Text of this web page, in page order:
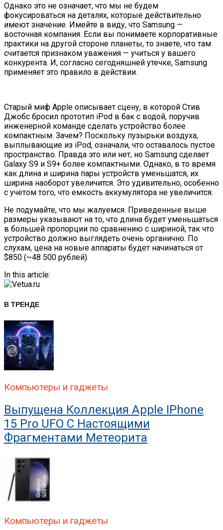
Однако это не означает, что мы не будем
фокусироваться на деталях, которые действительно
имеют значение. Имейте в виду, что Samsung —
восточная компания. Если вы понимаете корпоративные
практики на другой стороне планеты, то знаете, что там
считается признаком уважения — учиться у вашего
конкурента. И, согласно сегодняшней утечке, Samsung
применяет это правило в действии.
Старый миф Apple описывает сцену, в которой Стив
Джобс бросил прототип iPod в бак с водой, поручив
инженерной команде сделать устройство более
компактным. Зачем? Поскольку пузырьки воздуха,
выплывающие из iPod, означали, что оставалось пустое
пространство. Правда это или нет, но Samsung сделает
Galaxy S9 и S9+ более компактными. Однако, в то время
как длина и ширина пары устройств уменьшатся, их
ширина наоборот увеличится. Это удивительно, особенно
с учетом того, что емкость аккумулятора не увеличится.
Не подумайте, что мы жалуемся. Приведенные выше
размеры указывают на то, что длина будет уменьшаться
в большей пропорции по сравнению с шириной, так что
устройство должно выглядеть очень органично. По
слухам, цена на новые аппараты будет начинаться от
$850 (~48 500 рублей).
In this article:
В ТРЕНДЕ
Компьютеры и гаджеты
Выпущена Коллекция Apple IPhone
15 Pro UFO С Настоящими
Фрагментами Метеорита
Компьютеры и гаджеты